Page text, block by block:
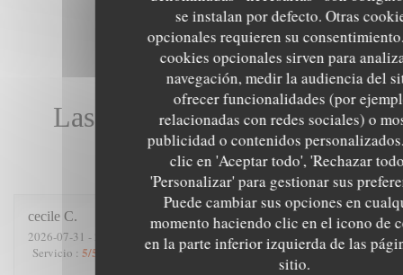
se instalan por defecto. Otras
opcionales requieren su
cookies opcionales sirven para
navegación, medir la audiencia del
ofrecer funcionalidades (por
relacionadas con redes sociales) o
publicidad o contenidos
clic en 'Aceptar todo', 'Rechazar
'Personalizar' para gestionar sus
Puede cambiar sus opciones en
momento haciendo clic en el icono de
en la parte inferior izquierda de las
sitio.
Las opiniones de nuestros
clientes
cecile C
2026-07-31 - 21:00 - Invitados 4
Servicio : 5/5 Ambiente: 4/5 Menú: 5/5 Calidad / Precio:5/5